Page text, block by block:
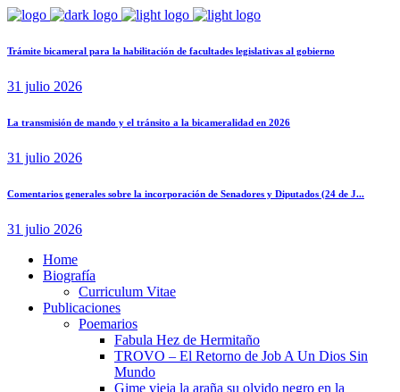
Trámite bicameral para la habilitación de facultades legislativas al gobierno
31 julio 2026
La transmisión de mando y el tránsito a la bicameralidad en 2026
31 julio 2026
Comentarios generales sobre la incorporación de Senadores y Diputados (24 de J...
31 julio 2026
Home
Biografía
Curriculum Vitae​
Publicaciones
Poemarios
Fabula Hez de Hermitaño
TROVO – El Retorno de Job A Un Dios Sin
Mundo
Gime vieja la araña su olvido negro en la